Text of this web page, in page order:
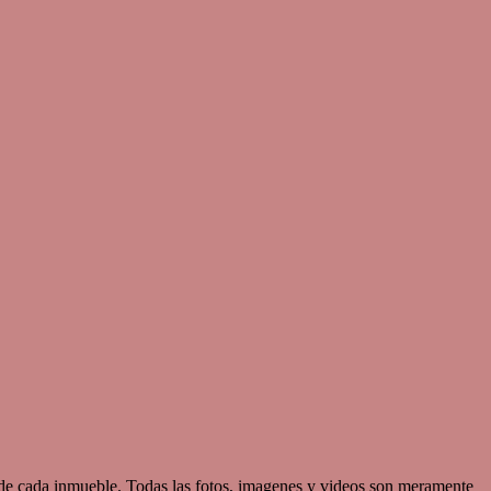
cada inmueble. Todas las fotos, imagenes y videos son meramente